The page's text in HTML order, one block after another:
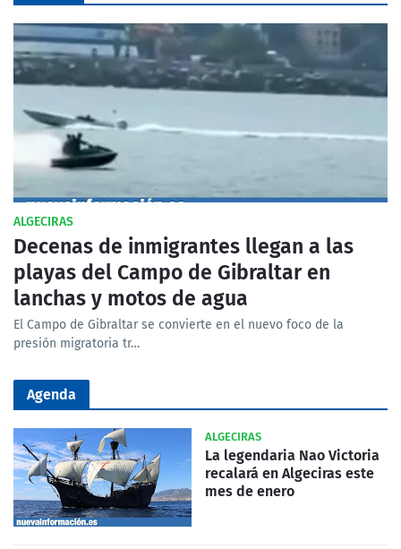
ALGECIRAS
Decenas de inmigrantes llegan a las
playas del Campo de Gibraltar en
lanchas y motos de agua
El Campo de Gibraltar se convierte en el nuevo foco de la
presión migratoria tr…
Agenda
ALGECIRAS
La legendaria Nao Victoria
recalará en Algeciras este
mes de enero